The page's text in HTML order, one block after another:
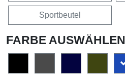
Sportbeutel
FARBE AUSWÄHLEN